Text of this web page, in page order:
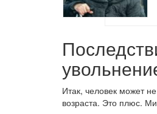
Итак, человек может
возраста. Это плюс.